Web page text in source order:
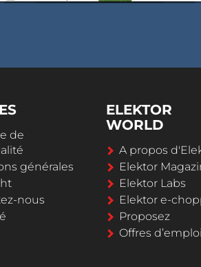
de
générales
nous
ELEKTOR
WORLD
A propos
Elektor
Elektor Labs
Elektor e-
Proposez
Offres d’emploi